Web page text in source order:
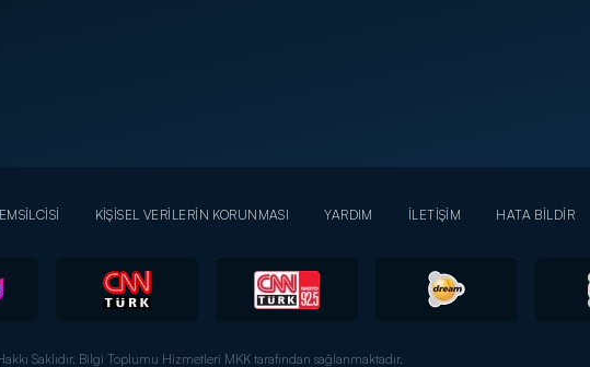
KİŞİSEL VERİLERİN KORUNMASI YARDIM İLETİŞİM HATA BİLDİR
Saklıdır. Bilgi Toplumu Hizmetleri MKK tarafından sağlanmaktadır.